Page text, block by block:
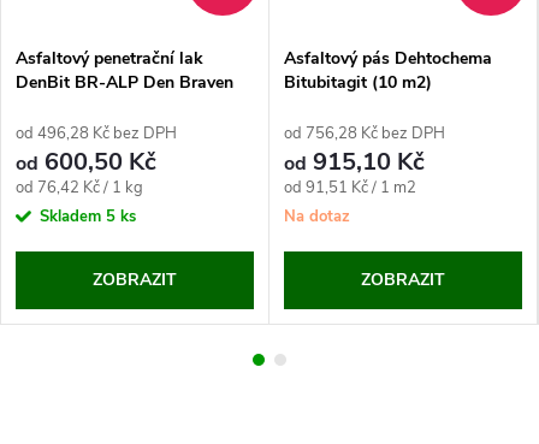
Asfaltový penetrační lak
DenBit BR-ALP Den Braven
od 496,28 Kč bez DPH
od 600,50 Kč
Měrná
cena:
od 76,42 Kč / 1 kg
Skladem 5 ks
ZOBRAZIT
Asfaltový pás Dehtochema
Bitubitagit (10 m2)
od 756,28 Kč bez DPH
od 915,10 Kč
Měrná
cena:
od 91,51 Kč / 1 m2
Na dotaz
ZOBRAZIT